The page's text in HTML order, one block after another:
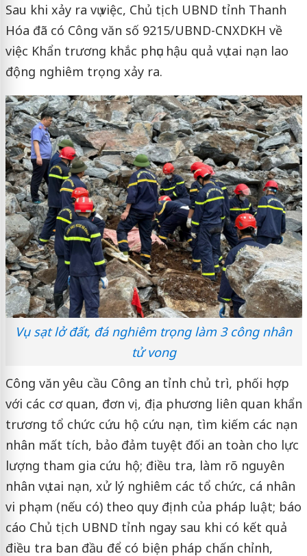
Sau khi xảy ra vụ việc, Chủ tịch UBND tỉnh Thanh
Hóa đã có Công văn số 9215/UBND-CNXDKH về
việc Khẩn trương khắc phục hậu quả vụ tai nạn lao
động nghiêm trọng xảy ra.
Vụ sạt lở đất, đá nghiêm trọng làm 3 công nhân
tử vong
Công văn yêu cầu Công an tỉnh chủ trì, phối hợp
với các cơ quan, đơn vị, địa phương liên quan khẩn
trương tổ chức cứu hộ cứu nạn, tìm kiếm các nạn
nhân mất tích, bảo đảm tuyệt đối an toàn cho lực
lượng tham gia cứu hộ; điều tra, làm rõ nguyên
nhân vụ tai nạn, xử lý nghiêm các tổ chức, cá nhân
vi phạm (nếu có) theo quy định của pháp luật; báo
cáo Chủ tịch UBND tỉnh ngay sau khi có kết quả
điều tra ban đầu để có biện pháp chấn chỉnh,